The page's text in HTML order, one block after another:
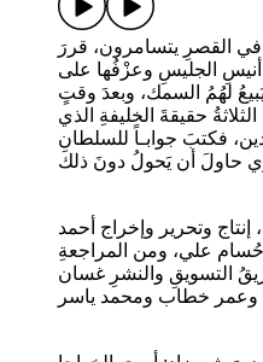
في القصرِ يتسامرون، قررَ
أنيسِ الجليسِ وعزْفُها على
لهُمُ السمك، وبعدَ وقتٍ
حقيقةَ الخليفةِ الذي
فكتبَ جوابـاً للسلطانِ
وتحرير وإخراج أحمد
حُسام علي، ومن المراجعةِ
التسويقِ والنشرِ غسان